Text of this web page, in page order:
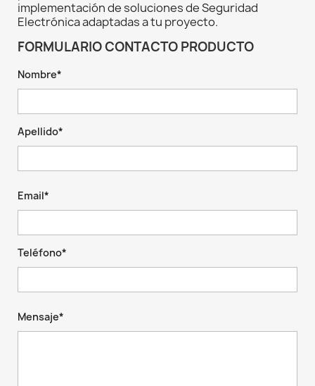
implementación de soluciones de Seguridad
Electrónica adaptadas a tu proyecto.
FORMULARIO CONTACTO PRODUCTO
Nombre*
Apellido*
Email*
Teléfono*
Mensaje*